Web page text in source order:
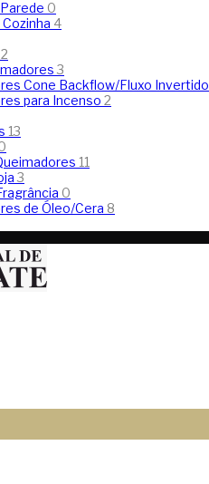
0
4
2
3
Cone Backflow/Fluxo Invertido
para Incenso 2
13
11
3
0
de Óleo/Cera 8